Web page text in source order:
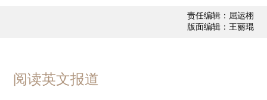
责任编辑：屈运栩
版面编辑：王丽琨
阅读英文报道